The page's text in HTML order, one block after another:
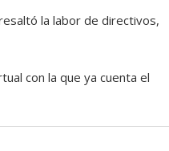
la labor de directivos,
con la que ya cuenta el